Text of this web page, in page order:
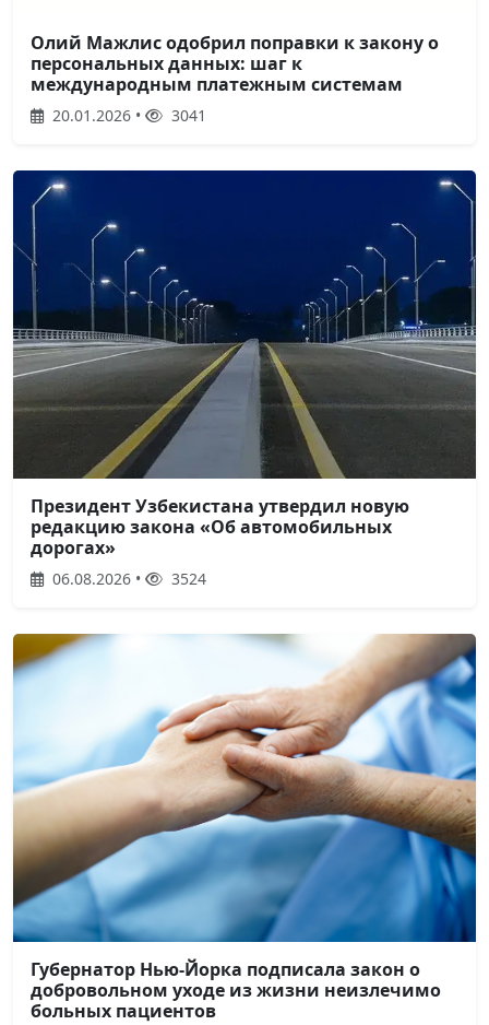
Олий Мажлис одобрил поправки к закону о
персональных данных: шаг к
международным платежным системам
20.01.2026 • 3041
Президент Узбекистана утвердил новую
редакцию закона «Об автомобильных
дорогах»
06.08.2026 • 3524
Губернатор Нью-Йорка подписала закон о
добровольном уходе из жизни неизлечимо
больных пациентов